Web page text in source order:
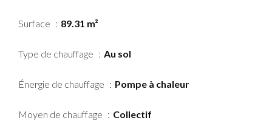
Surface 89.31 m²
Type de chauffage Au sol
Énergie de chauffage Pompe à chaleur
Moyen de chauffage Collectif